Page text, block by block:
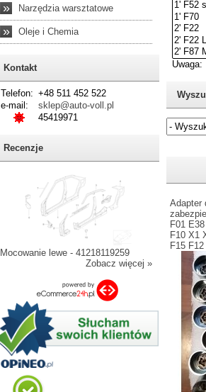
» Narzędzia warsztatowe
» Oleje i Chemia
Kontakt
Telefon: +48 511 452 522
e-mail:
sklep@auto-voll.pl
45419971
Recenzje
Mocowanie lewe - 41218119259
Zobacz więcej »
Adapter
F01
F10 X1
F15